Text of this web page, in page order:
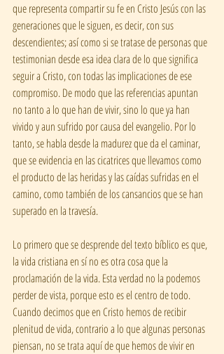
que representa compartir su fe en Cristo Jesús con las
generaciones que le siguen, es decir, con sus
descendientes; así como si se tratase de personas que
testimonian desde esa idea clara de lo que significa
seguir a Cristo, con todas las implicaciones de ese
compromiso. De modo que las referencias apuntan
no tanto a lo que han de vivir, sino lo que ya han
vivido y aun sufrido por causa del evangelio. Por lo
tanto, se habla desde la madurez que da el caminar,
que se evidencia en las cicatrices que llevamos como
el producto de las heridas y las caídas sufridas en el
camino, como también de los cansancios que se han
superado en la travesía.
Lo primero que se desprende del texto bíblico es que,
la vida cristiana en sí no es otra cosa que la
proclamación de la vida. Esta verdad no la podemos
perder de vista, porque esto es el centro de todo.
Cuando decimos que en Cristo hemos de recibir
plenitud de vida, contrario a lo que algunas personas
piensan, no se trata aquí de que hemos de vivir en